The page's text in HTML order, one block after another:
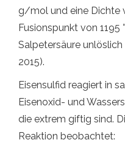
g/mol und eine Dichte
Fusionspunkt von 1195
Salpetersäure
2015).
Eisensulfid reagiert in
Eisenoxid- und
die extrem giftig sind.
Reaktion beobachtet: